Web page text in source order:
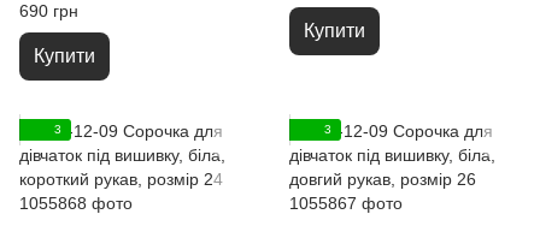
690 грн
Купити
Купити
3 3